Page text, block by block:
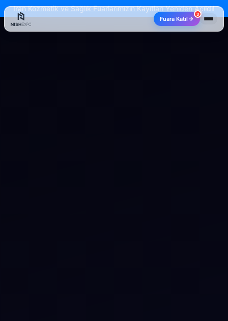
Iran Kozmetik ve Sağlık Fuarlarımızın Kayıtları Yeniden Açıldı!
3
Fuara Katıl